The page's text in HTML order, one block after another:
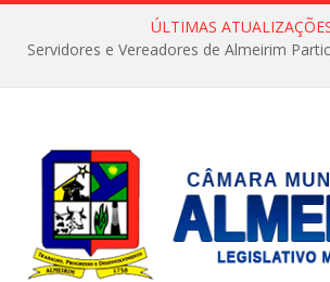
ÚLTIMAS